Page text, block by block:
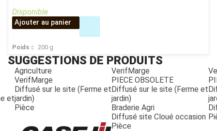
Poids 200 g
Disponible
Ajouter au panier
SUGGESTIONS DE PRODUITS
et
Agriculture
VerifMarge
Diffusé sur le site (Ferme et
jardin)
Pièce
VerifMarge
PIECE OBSOLETE
Diffusé sur le site (Ferme et
jardin)
Braderie Agri
Diffusé site Cloué occasion
Pièce